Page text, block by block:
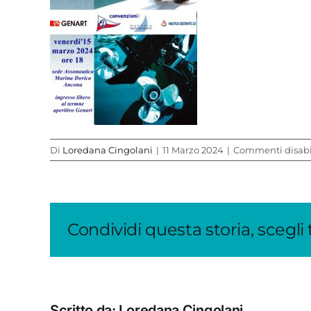
Di Loredana Cingolani | 11 Marzo 2024 | Commenti
Condividi questa storia, scegli